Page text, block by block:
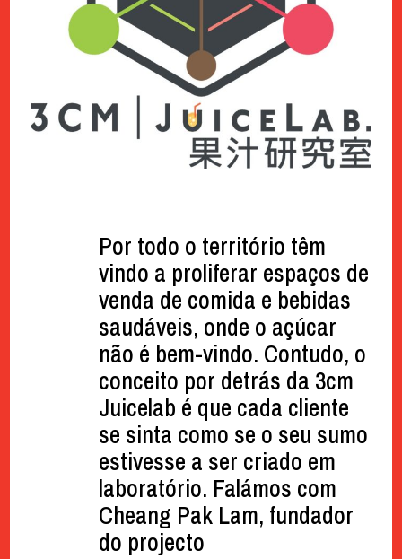
Por todo o território têm
vindo a proliferar espaços de
venda de comida e bebidas
saudáveis, onde o açúcar
não é bem-vindo. Contudo, o
conceito por detrás da 3cm
Juicelab é que cada cliente
se sinta como se o seu sumo
estivesse a ser criado em
laboratório. Falámos com
Cheang Pak Lam, fundador
do projecto